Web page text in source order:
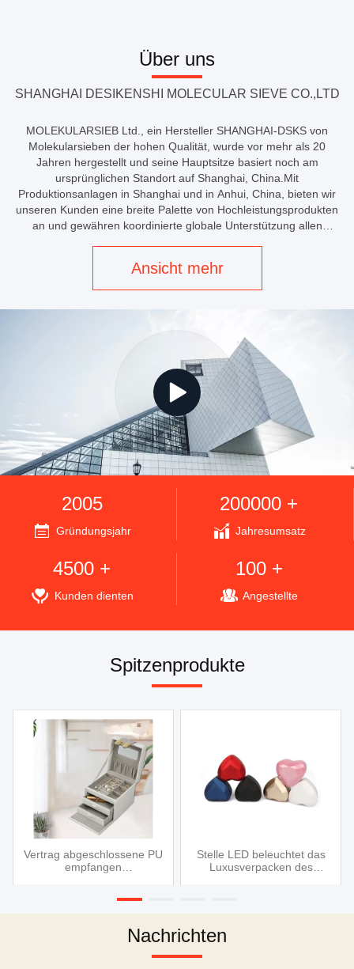
Über uns
SHANGHAI DESIKENSHI MOLECULAR SIEVE CO.,LTD
MOLEKULARSIEB Ltd., ein Hersteller SHANGHAI-DSKS von
Molekularsieben der hohen Qualität, wurde vor mehr als 20
Jahren hergestellt und seine Hauptsitze basiert noch am
ursprünglichen Standort auf Shanghai, China.Mit
Produktionsanlagen in Shanghai und in Anhui, China, bieten wir
unseren Kunden eine breite Palette von Hochleistungsprodukten
an und gewähren koordinierte globale Unterstützung allen
Ansicht mehr
2005
Gründungsjahr
200000 +
Jahresumsatz
4500 +
Kunden dienten
100 +
Angestellte
Spitzenprodukte
Vertrag abgeschlossene PU
empfangen
PUs, die Ohrringe
schellen, ledernen Kasten
zu empfangen
Stelle LED beleuchtet das
Luxusverpacken des
Nachrichten